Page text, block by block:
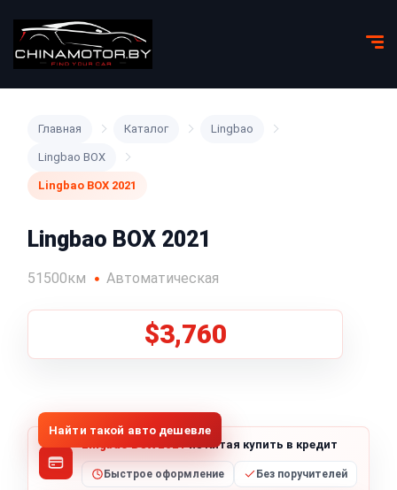
Главная Каталог Lingbao
Lingbao BOX
Lingbao BOX 2021
Lingbao BOX 2021
51500км Автоматическая
$3,760
Найти такой авто дешевле
Lingbao BOX 2021из Китая купить в кредит
Быстрое оформление Без поручителей